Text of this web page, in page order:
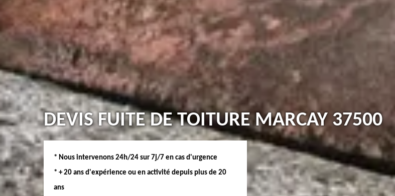
DEVIS FUITE DE TOITURE MARCAY 37500
* Nous intervenons 24h/24 sur 7j/7 en cas d'urgence
* + 20 ans d'expérience ou en activité depuis plus de 20
ans